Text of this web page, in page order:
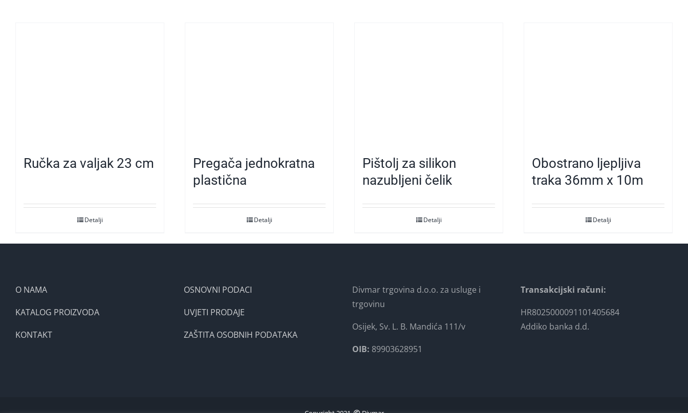
Ručka za valjak 23 cm
Detalji
Pregača jednokratna
plastična
Detalji
Pištolj za silikon
nazubljeni čelik
Detalji
Obostrano ljepljiva
traka 36mm x 10m
Detalji
O NAMA
KATALOG PROIZVODA
KONTAKT
OSNOVNI PODACI
UVJETI PRODAJE
ZAŠTITA OSOBNIH PODATAKA
Divmar trgovina d.o.o. za usluge i
trgovinu
Osijek, Sv. L. B. Mandića 111/v
OIB: 89903628951
Transakcijski računi:
HR8025000091101405684
Addiko banka d.d.